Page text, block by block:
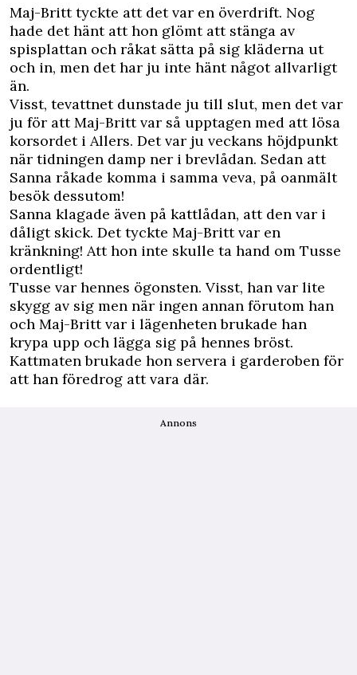
Maj-Britt tyckte att det var en överdrift. Nog
hade det hänt att hon glömt att stänga av
spisplattan och råkat sätta på sig kläderna ut
och in, men det har ju inte hänt något allvarligt
än.
Visst, tevattnet dunstade ju till slut, men det var
ju för att Maj-Britt var så upptagen med att lösa
korsordet i Allers. Det var ju veckans höjdpunkt
när tidningen damp ner i brevlådan. Sedan att
Sanna råkade komma i samma veva, på oanmält
besök dessutom!
Sanna klagade även på kattlådan, att den var i
dåligt skick. Det tyckte Maj-Britt var en
kränkning! Att hon inte skulle ta hand om Tusse
ordentligt!
Tusse var hennes ögonsten. Visst, han var lite
skygg av sig men när ingen annan förutom han
och Maj-Britt var i lägenheten brukade han
krypa upp och lägga sig på hennes bröst.
Kattmaten brukade hon servera i garderoben för
att han föredrog att vara där.
Annons